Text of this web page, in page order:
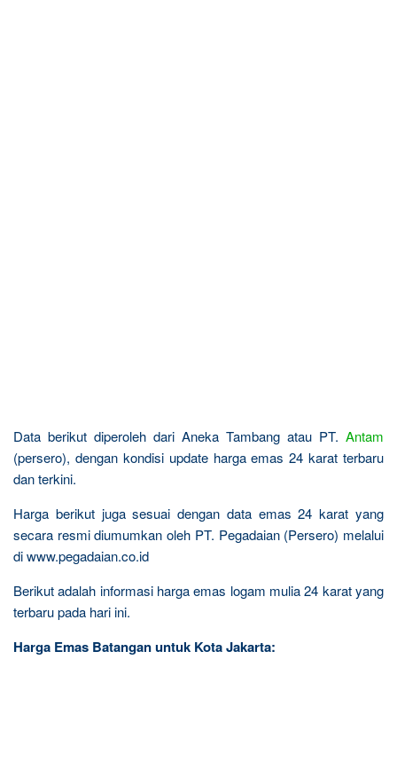
Data berikut diperoleh dari Aneka Tambang atau PT. Antam
(persero), dengan kondisi update harga emas 24 karat terbaru
dan terkini.
Harga berikut juga sesuai dengan data emas 24 karat yang
secara resmi diumumkan oleh PT. Pegadaian (Persero) melalui
di www.pegadaian.co.id
Berikut adalah informasi harga emas logam mulia 24 karat yang
terbaru pada hari ini.
Harga Emas Batangan untuk Kota Jakarta: